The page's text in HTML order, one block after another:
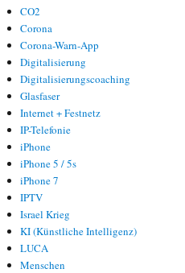
CO2
Corona
Corona-Warn-App
Digitalisierung
Digitalisierungscoaching
Glasfaser
Internet + Festnetz
IP-Telefonie
iPhone
iPhone 5 / 5s
iPhone 7
IPTV
Israel Krieg
KI (Künstliche Intelligenz)
LUCA
Menschen